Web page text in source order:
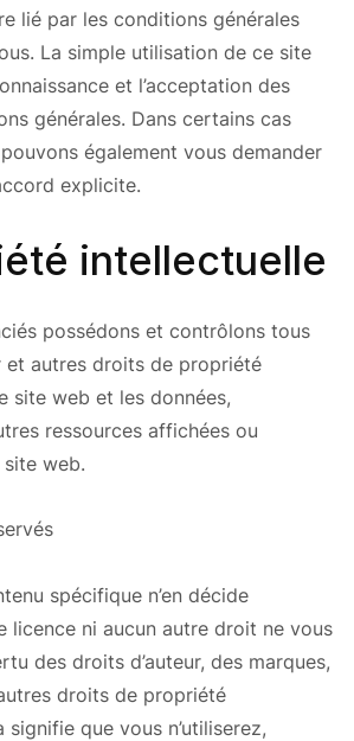
lié par les conditions générales
La simple utilisation de ce site
et l’acceptation des
générales. Dans certains cas
également vous demander
explicite.
intellectuelle
possédons et contrôlons tous
et autres droits de propriété
site web et les données,
ressources affichées ou
web.
spécifique n’en décide
licence ni aucun autre droit ne vous
des droits d’auteur, des marques,
droits de propriété
signifie que vous n’utiliserez,